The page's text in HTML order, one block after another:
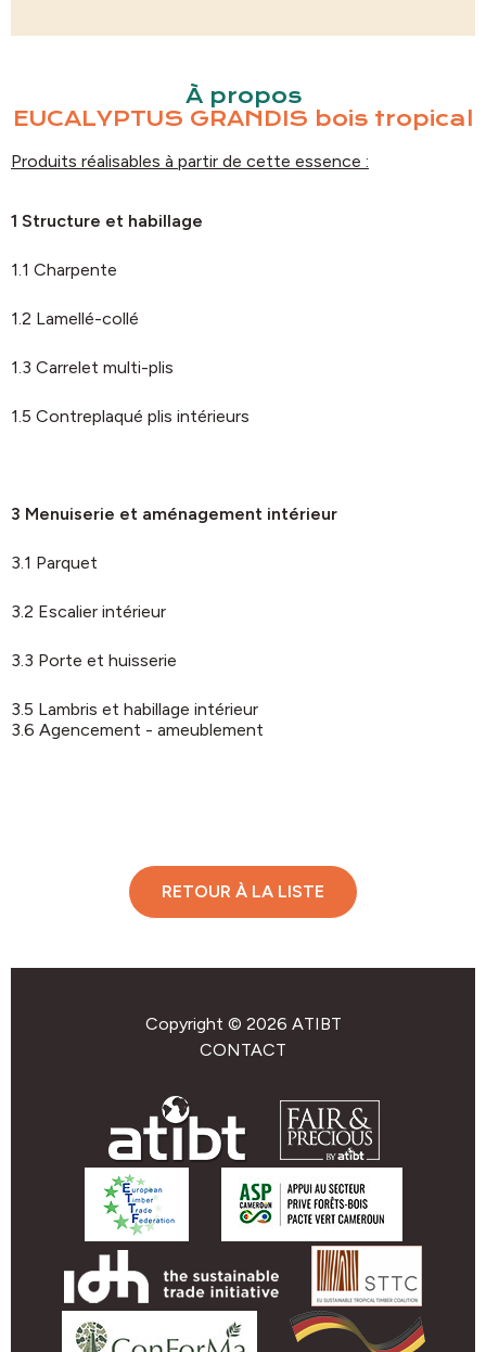
À propos
EUCALYPTUS GRANDIS bois tropical
Produits réalisables à partir de cette essence :
1 Structure et habillage
1.1 Charpente
1.2 Lamellé-collé
1.3 Carrelet multi-plis
1.5 Contreplaqué plis intérieurs
3 Menuiserie et aménagement intérieur
3.1 Parquet
3.2 Escalier intérieur
3.3 Porte et huisserie
3.5 Lambris et habillage intérieur
3.6 Agencement - ameublement
RETOUR À LA LISTE
Copyright © 2026 ATIBT
CONTACT